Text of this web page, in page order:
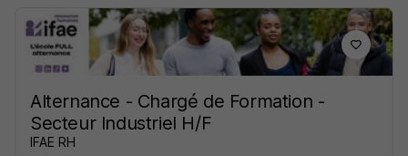
Alternance - Chargé de Formation -
Secteur Industriel H/F
IFAE RH